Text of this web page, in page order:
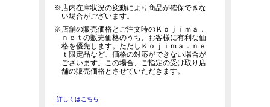
※店内在庫状況の変動により商品が確保できな
い場合がございます。
※店舗の販売価格とご注文時のＫｏｊｉｍａ．
ｎｅｔの販売価格のうち、お客様に有利な価
格を優先します。ただしＫｏｊｉｍａ．ｎｅ
ｔ限定品など、価格の対応ができない場合が
ございます。この場合、ご指定の受け取り店
舗の販売価格とさせていただきます。
詳しくはこちら